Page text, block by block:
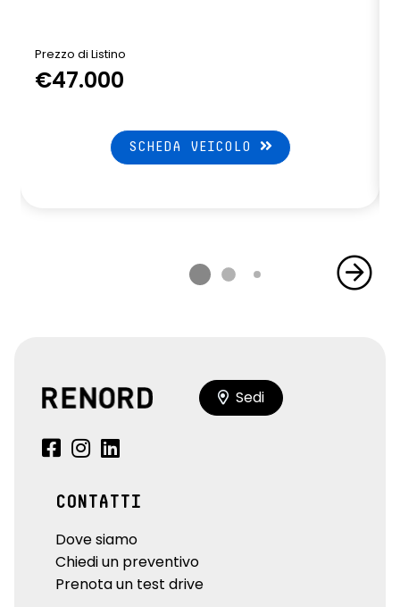
Prezzo di Listino
€47.000
SCHEDA VEICOLO
Sedi
CONTATTI
Dove siamo
Chiedi un preventivo
Prenota un test drive